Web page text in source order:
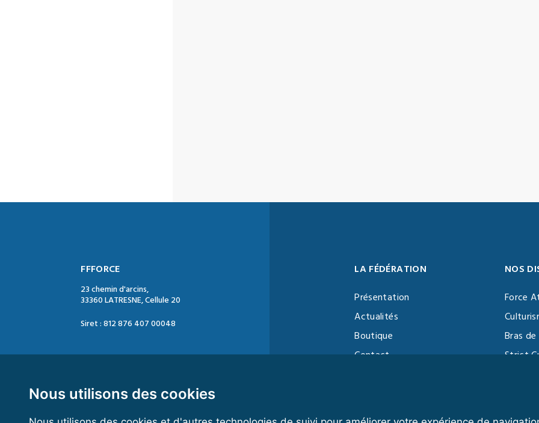
Nous utilisons des cookies
FFFORCE
23 chemin d'arcins,
33360 LATRESNE, Cellule 20
Siret : 812 876 407 00048
Mail : contact@ffforce.fr
LA FÉDÉRATION
Présentation
Actualités
Boutique
Contact
NOS
Force
Bras
Strict